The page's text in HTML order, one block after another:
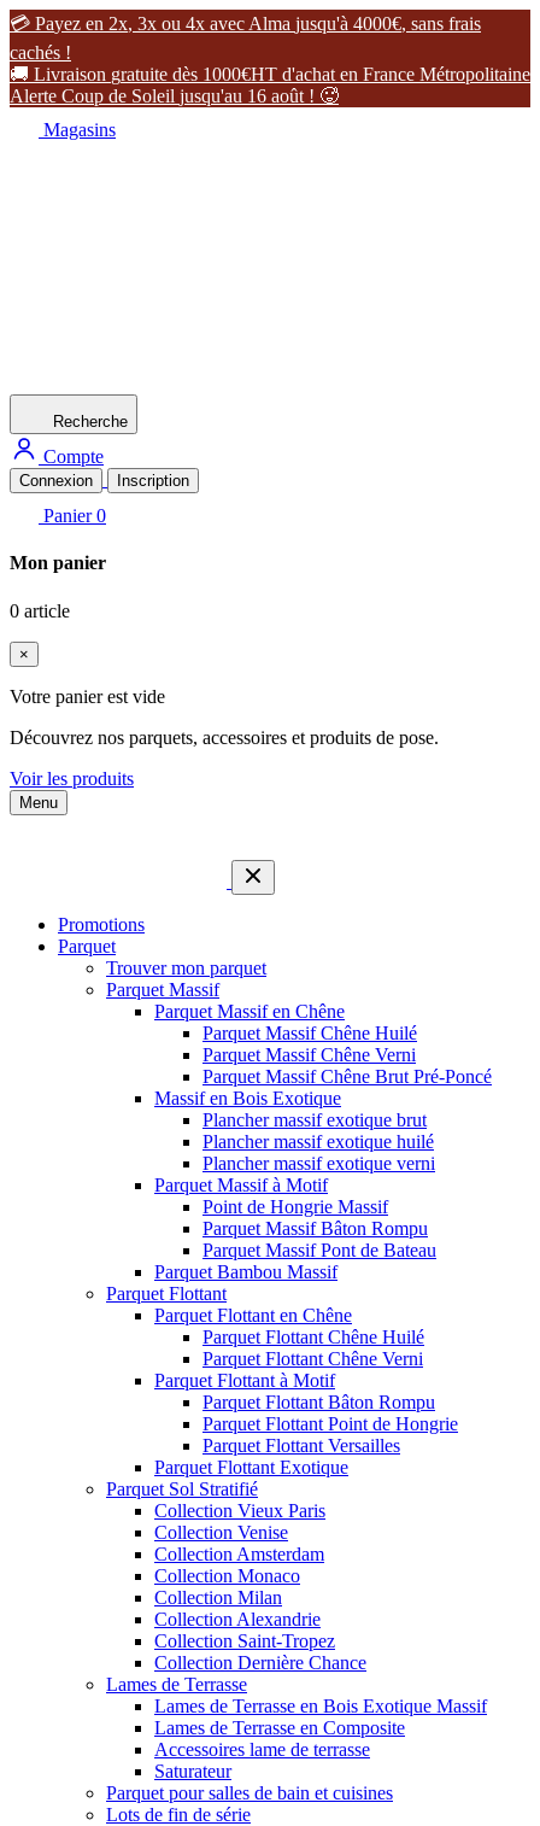
 Payez en 2x, 3x ou 4x avec Alma jusqu'à 4000€, sans frais
cachés !
 Livraison gratuite dès 1000€HT d'achat en France Métropolitaine
Alerte Coup de Soleil jusqu'au 16 août ! 
Magasins
Recherche
Compte
Connexion Inscription
Panier 0
Mon panier
0 article
×
Votre panier est vide
Découvrez nos parquets, accessoires et produits de pose.
Voir les produits
Menu
Promotions
Parquet
Trouver mon parquet
Parquet Massif
Parquet Massif en Chêne
Parquet Massif Chêne Huilé
Parquet Massif Chêne Verni
Parquet Massif Chêne Brut Pré-Poncé
Massif en Bois Exotique
Plancher massif exotique brut
Plancher massif exotique huilé
Plancher massif exotique verni
Parquet Massif à Motif
Point de Hongrie Massif
Parquet Massif Bâton Rompu
Parquet Massif Pont de Bateau
Parquet Bambou Massif
Parquet Flottant
Parquet Flottant en Chêne
Parquet Flottant Chêne Huilé
Parquet Flottant Chêne Verni
Parquet Flottant à Motif
Parquet Flottant Bâton Rompu
Parquet Flottant Point de Hongrie
Parquet Flottant Versailles
Parquet Flottant Exotique
Parquet Sol Stratifié
Collection Vieux Paris
Collection Venise
Collection Amsterdam
Collection Monaco
Collection Milan
Collection Alexandrie
Collection Saint-Tropez
Collection Dernière Chance
Lames de Terrasse
Lames de Terrasse en Bois Exotique Massif
Lames de Terrasse en Composite
Accessoires lame de terrasse
Saturateur
Parquet pour salles de bain et cuisines
Lots de fin de série